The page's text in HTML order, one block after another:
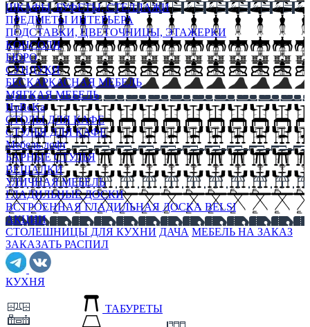
ШКАФЫ, БУФЕТЫ, СТЕЛЛАЖИ
ПРЕДМЕТЫ ИНТЕРЬЕРА
ПОДСТАВКИ, ЦВЕТОЧНИЦЫ, ЭТАЖЕРКИ
КОНСОЛИ
БЮРО
СУНДУКИ
БЕСКАРКАСНАЯ МЕБЕЛЬ
МЯГКАЯ МЕБЕЛЬ
HoReKa
СТОЛЫ ДЛЯ КАФЕ
СТУЛЬЯ ДЛЯ КАФЕ
Мебель лофт
БАРНЫЕ СТУЛЬЯ
ВЕШАЛКИ
УЛИЧНАЯ МЕБЕЛЬ
ГЛАДИЛЬНЫЕ ДОСКИ
ВСТРОЕННАЯ ГЛАДИЛЬНАЯ ДОСКА BELSI
АКЦИИ
СТОЛЕШНИЦЫ ДЛЯ КУХНИ ДАЧА МЕБЕЛЬ НА ЗАКАЗ
ЗАКАЗАТЬ РАСПИЛ
КУХНЯ
ТАБУРЕТЫ